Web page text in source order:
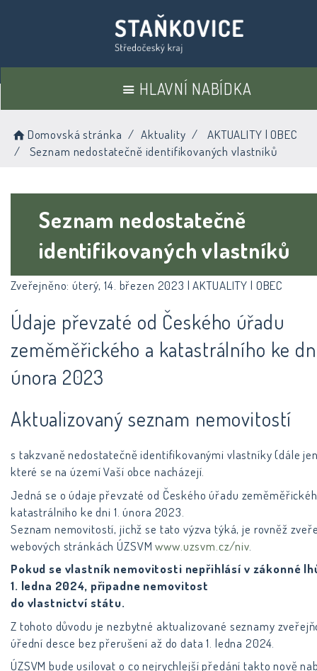
HLAVNÍ NABÍDKA
Domovská stránka Aktuality
AKTUALITY | OBEC
Seznam nedostatečně identifikovaných vlastníků
Seznam nedostatečně
identifikovaných vlastníků
Zveřejněno: úterý, 14. březen 2023 |AKTUALITY | OBEC
Údaje převzaté od Českého úřadu
zeměměřického a katastrálního ke
února 2023
Aktualizovaný seznam nemovitostí
s takzvaně nedostatečně identifikovanými vlastníky (dále jen
které se na území Vaší obce nacházejí.
Jedná se o údaje převzaté od Českého úřadu
katastrálního ke dni 1. února 2023.
Seznam nemovitostí, jichž se tato výzva týká, je rovněž
webových stránkách ÚZSVMwww.uzsvm.cz/niv.
Pokud se vlastník nemovitosti nepřihlásí v zákonné
1. ledna 2024, připadne nemovitost
do vlastnictví státu.
Z tohoto důvodu je nezbytné aktualizované seznamy
úřední desce bez přerušení až do data 1. ledna 2024.
ÚZSVM bude usilovat o co nejrychlejší předání takto nově